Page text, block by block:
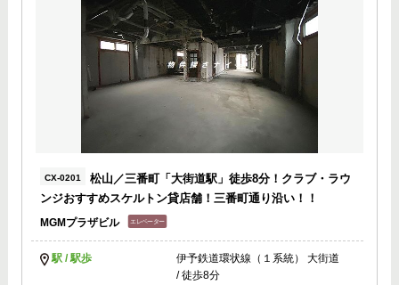
CX-0201
松山／三番町「大街道駅」徒歩8分！クラブ・ラウ
ンジおすすめスケルトン貸店舗！三番町通り沿い！！
MGMプラザビル
駅 / 駅歩
伊予鉄道環状線（１系統） 大街道
/ 徒歩8分